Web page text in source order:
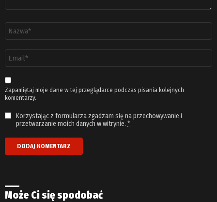
email
*
Zapamiętaj moje dane w tej przeglądarce podczas pisania kolejnych
komentarzy.
Korzystając z formularza zgadzam się na przechowywanie i
przetwarzanie moich danych w witrynie. *
Może Ci się spodobać